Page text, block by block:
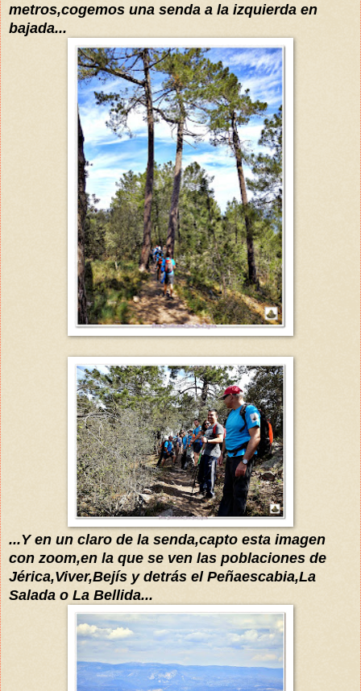
metros,cogemos una senda a la izquierda en
bajada...
...Y en un claro de la senda,capto esta imagen
con zoom,en la que se ven las poblaciones de
Jérica,Viver,Bejís y detrás el Peñaescabia,La
Salada o La Bellida...